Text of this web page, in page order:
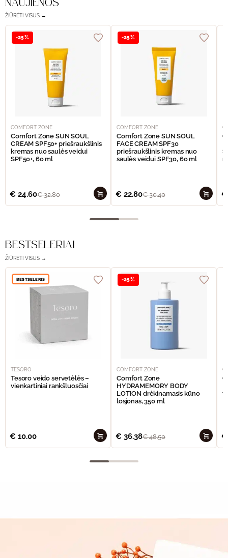
NAUJIENOS
ŽIŪRĖTI VISUS →
-25%
COMFORT ZONE
Comfort Zone SUN SOUL
CREAM SPF50+ priešraukšlinis
kremas nuo saulės veidui
SPF50+, 60 ml
€ 24.60€32.80
-25%
COMFORT ZONE
Comfort Zone SUN SOUL
FACE CREAM SPF30
priešraukšlinis kremas nuo
saulės veidui SPF30, 60 ml
€ 22.80€30.40 €
BESTSELERIAI
ŽIŪRĖTI VISUS →
BESTSELERIS
TESORO
Tesoro veido servetėlės –
vienkartiniai rankšluosčiai
€ 10.00
-25%
COMFORT ZONE
Comfort Zone
HYDRAMEMORY BODY
LOTION drėkinamasis kūno
losjonas, 350 ml
€ 36.38€48.50 €